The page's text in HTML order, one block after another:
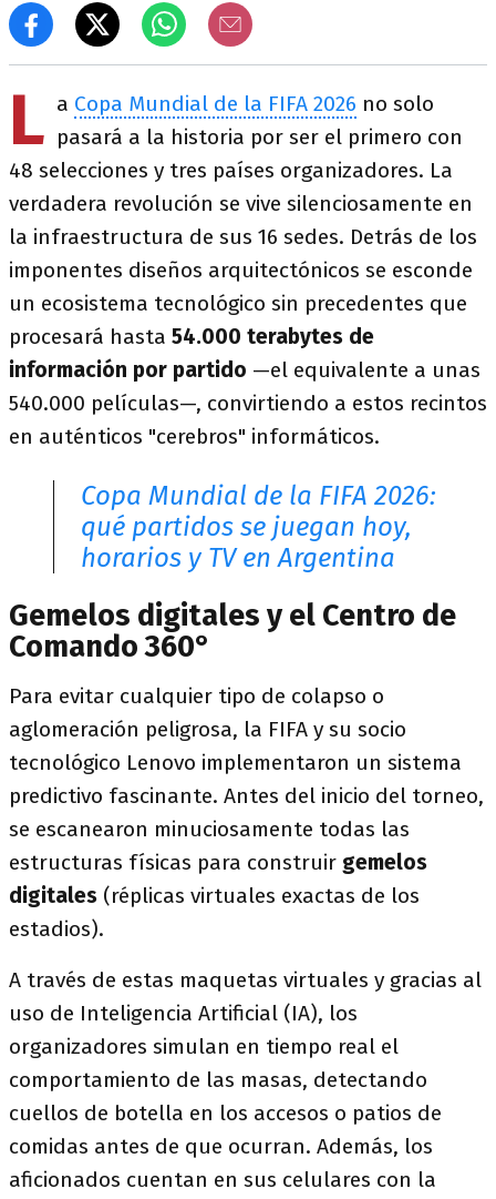
L a Copa Mundial de la FIFA 2026 no solo
pasará a la historia por ser el primero con
48 selecciones y tres países organizadores. La
verdadera revolución se vive silenciosamente en
la infraestructura de sus 16 sedes. Detrás de los
imponentes diseños arquitectónicos se esconde
un ecosistema tecnológico sin precedentes que
procesará hasta 54.000 terabytes de
información por partido —el equivalente a unas
540.000 películas—, convirtiendo a estos recintos
en auténticos "cerebros" informáticos.
Copa Mundial de la FIFA 2026:
qué partidos se juegan hoy,
horarios y TV en Argentina
Gemelos digitales y el Centro de
Comando 360°
Para evitar cualquier tipo de colapso o
aglomeración peligrosa, la FIFA y su socio
tecnológico Lenovo implementaron un sistema
predictivo fascinante. Antes del inicio del torneo,
se escanearon minuciosamente todas las
estructuras físicas para construir gemelos
digitales (réplicas virtuales exactas de los
estadios).
A través de estas maquetas virtuales y gracias al
uso de Inteligencia Artificial (IA), los
organizadores simulan en tiempo real el
comportamiento de las masas, detectando
cuellos de botella en los accesos o patios de
comidas antes de que ocurran. Además, los
aficionados cuentan en sus celulares con la